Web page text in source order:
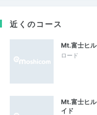
近くのコース
Mt.富士ヒ
ロード
Mt.富士ヒ
イド